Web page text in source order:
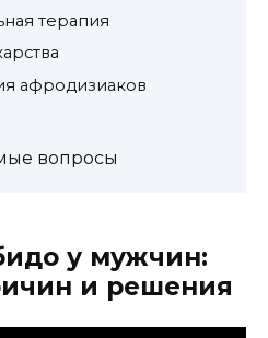
терапия
афродизиаков
вопросы
у мужчин:
и решения